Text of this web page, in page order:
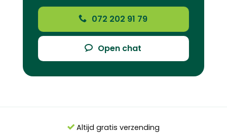
072 202 91 79
Open chat
Altijd gratis verzending